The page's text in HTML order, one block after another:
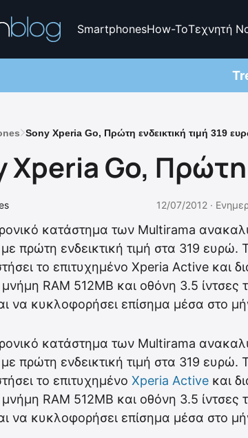
SmartphonesHow-ToΤεχνητή
Sony Xperia Go, Πρώτη ενδεικτική τιμή 319
Xperia Go, Πρώτη
12/07/2012 ·
κατάστημα των Multirama
πρώτη ενδεικτική τιμή στα 319 ευρώ.
το επιτυχημένο Xperia Active και
μνήμη RAM 512MB και οθόνη 3.5 ίντσες
να κυκλοφορήσει επίσημα μέσα στο
κατάστημα των Multirama
με πρώτη ενδεικτική τιμή στα 319 ευρώ.
το επιτυχημένο Xperia Active και
μνήμη RAM 512MB και οθόνη 3.5 ίντσες
να κυκλοφορήσει επίσημα μέσα στο